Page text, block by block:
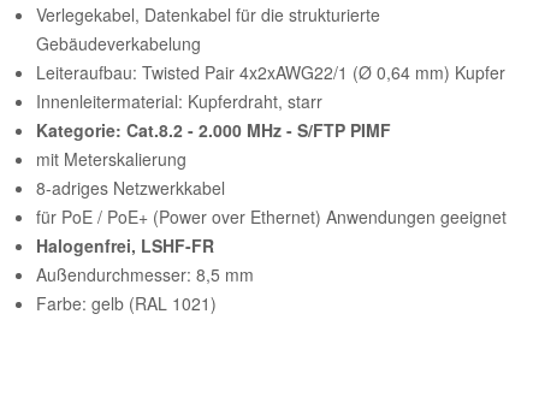
Verlegekabel, Datenkabel für die strukturierte
Gebäudeverkabelung
Leiteraufbau: Twisted Pair 4x2xAWG22/1 (Ø 0,64 mm) Kupfer
Innenleitermaterial: Kupferdraht, starr
Kategorie: Cat.8.2 - 2.000 MHz - S/FTP PIMF
mit Meterskalierung
8-adriges Netzwerkkabel
für PoE / PoE+ (Power over Ethernet) Anwendungen geeignet
Halogenfrei, LSHF-FR
Außendurchmesser: 8,5 mm
Farbe: gelb (RAL 1021)